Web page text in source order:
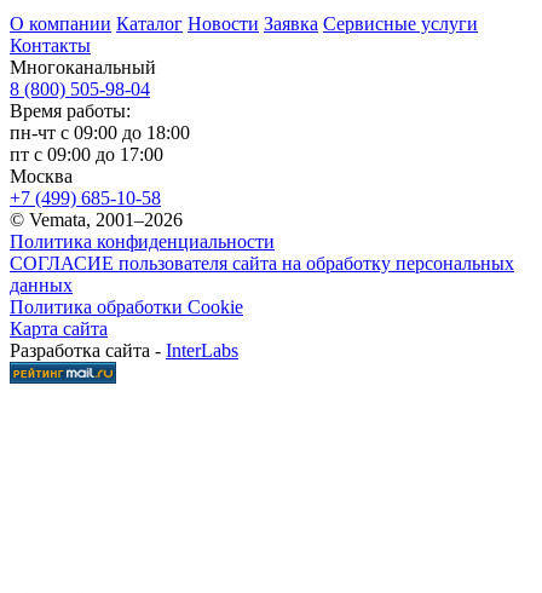
О компании Каталог Новости Заявка Сервисные услуги
Контакты
Многоканальный
8 (800) 505-98-04
Время работы:
пн-чт с 09:00 до 18:00
пт с 09:00 до 17:00
Москва
+7 (499) 685-10-58
© Vemata, 2001–2026
Политика конфиденциальности
СОГЛАСИЕ пользователя сайта на обработку персональных
данных
Политика обработки Cookie
Карта сайта
Разработка сайта - InterLabs